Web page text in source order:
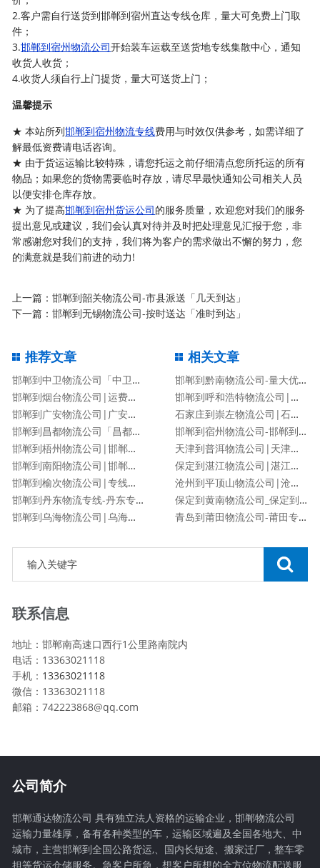
2.客户需自行送货到邯郸到宿州直达专线仓库，量大可免费上门取
件；
3.邯郸到宿州物流公司开始装车运载至送货地专线集散中心，通知
收货人收货；
4.收货人须自行上门提货，量大可送货上门；
温馨提示
★ 本站所列邯郸到宿州物流专线费用与时效仅供参考，如需详细了
解最低资费请电话咨询。
★ 由于货运运输比较特殊，请您托运之前仔细清点您所托运的所有
物品；如果您的货物需要临时存放，请尽早最快通知公司相关人员
以便安排仓库存放。
★ 为了提高邯郸到宿州货运公司的服务质量，欢迎您对我们的服务
提出意见或建议，我们会认真对待并及时把处理意见汇报于您，非
常感谢您对我们的支持，我们将为客户的需求做出不懈的努力，您
的满意就是我们前进的动力!
上一篇：邯郸到韶关物流公司-市县派送「几天到达」
下一篇：邯郸到无锡物流公司-按时送达「准时到达」
推荐文章
邯郸到中卫物流公司「中卫专线」
邯郸到烟台物流公司|运费查询
邯郸到广安物流公司|广安专线
邯郸到昌都物流公司「昌都专线」
邯郸到梧州物流公司|邯郸到梧州物流专线
邯郸到南阳物流公司|邯郸到南阳货运专线
邯郸到榆次物流公司|专线直达
邯郸到丹东物流专线-丹东专线
邯郸到乌海物流公司|乌海专线
相关文章
邯郸到黔南物流公司-量大优惠「价格优惠」
邯郸到呼和浩特物流公司|邯郸到呼和浩特物流专线
石家庄到崇左物流公司|石家庄到崇左物流专线
邯郸到宿州物流公司-邯郸到宿州货运专线
天津到普洱物流公司|天津到普洱物流专线
保定到湛江物流公司|湛江专线
沧州到平顶山物流公司|沧州到平顶山物流专线
保定到黄南物流公司_保定到黄南物流专线
青岛到莆田物流公司-莆田专线
联系信息
地址：邯郸南高速口西行1公里路南院内
电话：13363021118
手机： 13363021118
微信：13363021118
邮箱：742223868@qq.com
公司简介
邯郸通达物流公司 具有独立法人资格的运输企业，邯郸物流公司
运输力量雄厚，备有各种类型的车，运输区域遍及全国各地大、中
城市，主营邯郸到全国公路货运,、国内长短途、搬家迁厂，整车零
担等货运仓储服务。急客户所急，想客户所想的全方位物流配送服